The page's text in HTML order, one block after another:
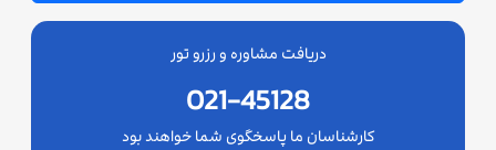
دریافت مشاوره و رزرو تور
021-45128
کارشناسان ما پاسخگوی شما خواهند بود